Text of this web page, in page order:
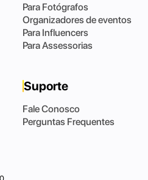
Para Fotógrafos
Organizadores de eventos
Para Influencers
Para Assessorias
Suporte
Fale Conosco
Perguntas Frequentes